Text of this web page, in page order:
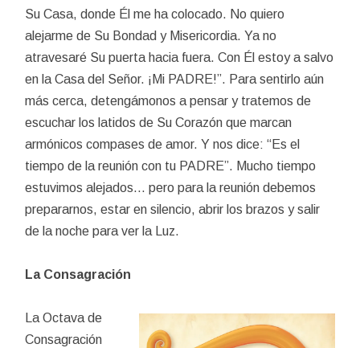
Su Casa, donde Él me ha colocado. No quiero
alejarme de Su Bondad y Misericordia. Ya no
atravesaré Su puerta hacia fuera. Con Él estoy a salvo
en la Casa del Señor. ¡Mi PADRE!”. Para sentirlo aún
más cerca, detengámonos a pensar y tratemos de
escuchar los latidos de Su Corazón que marcan
armónicos compases de amor. Y nos dice: “Es el
tiempo de la reunión con tu PADRE”. Mucho tiempo
estuvimos alejados… pero para la reunión debemos
prepararnos, estar en silencio, abrir los brazos y salir
de la noche para ver la Luz.
La Consagración
La Octava de
Consagración